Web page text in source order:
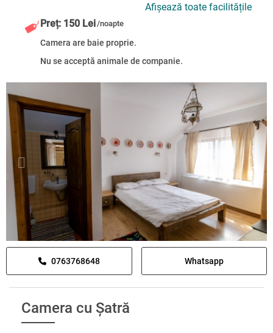
Afișează toate facilitățile
Preț: 150 Lei/noapte
Camera are baie proprie.
Nu se acceptă animale de companie.
0763768648 Whatsapp
Camera cu Șatră